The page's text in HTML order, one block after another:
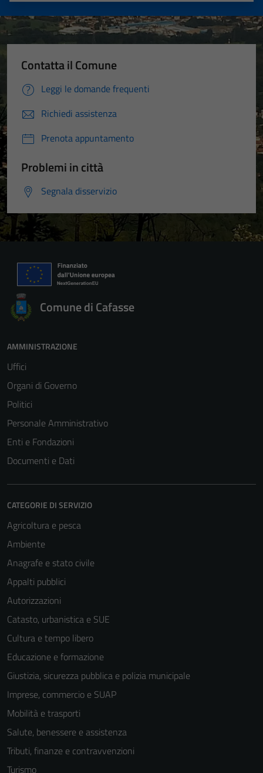
Contatta il Comune
Leggi le domande frequenti
Richiedi assistenza
Prenota appuntamento
Problemi in città
Segnala disservizio
Comune di Cafasse
AMMINISTRAZIONE
Uffici
Organi di Governo
Politici
Personale Amministrativo
Enti e Fondazioni
Documenti e Dati
CATEGORIE DI SERVIZIO
Agricoltura e pesca
Ambiente
Anagrafe e stato civile
Appalti pubblici
Autorizzazioni
Catasto, urbanistica e SUE
Cultura e tempo libero
Educazione e formazione
Giustizia, sicurezza pubblica e polizia municipale
Imprese, commercio e SUAP
Mobilità e trasporti
Salute, benessere e assistenza
Tributi, finanze e contravvenzioni
Turismo